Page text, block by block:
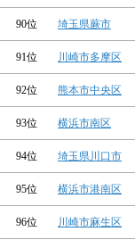
90位 埼玉県蕨市
91位 川崎市多摩区
92位 熊本市中央区
93位 横浜市南区
94位 埼玉県川口市
95位 横浜市港南区
96位 川崎市麻生区